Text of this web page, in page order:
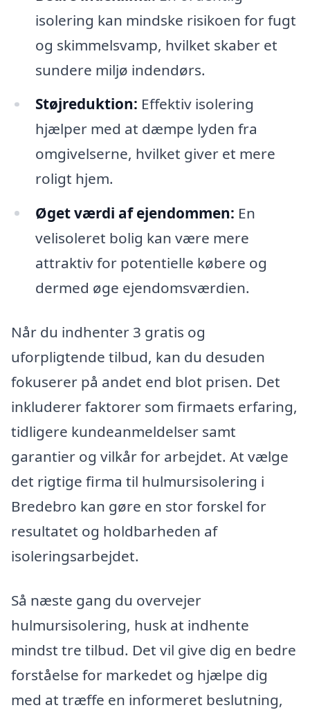
isolering kan mindske risikoen for fugt
og skimmelsvamp, hvilket skaber et
sundere miljø indendørs.
Støjreduktion: Effektiv isolering
hjælper med at dæmpe lyden fra
omgivelserne, hvilket giver et mere
roligt hjem.
Øget værdi af ejendommen: En
velisoleret bolig kan være mere
attraktiv for potentielle købere og
dermed øge ejendomsværdien.
Når du indhenter 3 gratis og
uforpligtende tilbud, kan du desuden
fokuserer på andet end blot prisen. Det
inkluderer faktorer som firmaets erfaring,
tidligere kundeanmeldelser samt
garantier og vilkår for arbejdet. At vælge
det rigtige firma til hulmursisolering i
Bredebro kan gøre en stor forskel for
resultatet og holdbarheden af
isoleringsarbejdet.
Så næste gang du overvejer
hulmursisolering, husk at indhente
mindst tre tilbud. Det vil give dig en bedre
forståelse for markedet og hjælpe dig
med at træffe en informeret beslutning,